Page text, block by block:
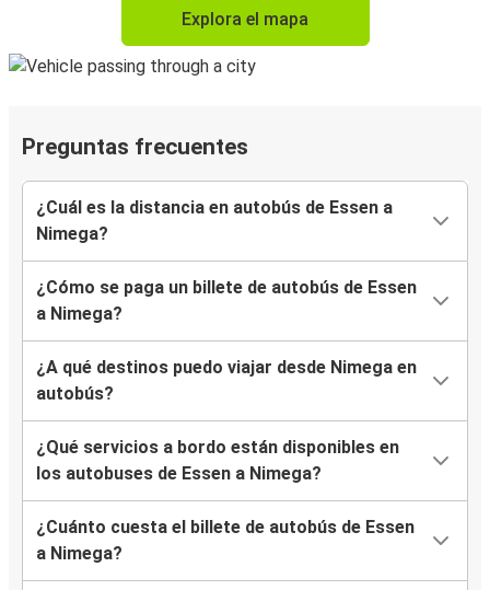
Explora el mapa
Preguntas frecuentes
¿Cuál es la distancia en autobús de Essen a
Nimega?
¿Cómo se paga un billete de autobús de Essen
a Nimega?
¿A qué destinos puedo viajar desde Nimega en
autobús?
¿Qué servicios a bordo están disponibles en
los autobuses de Essen a Nimega?
¿Cuánto cuesta el billete de autobús de Essen
a Nimega?